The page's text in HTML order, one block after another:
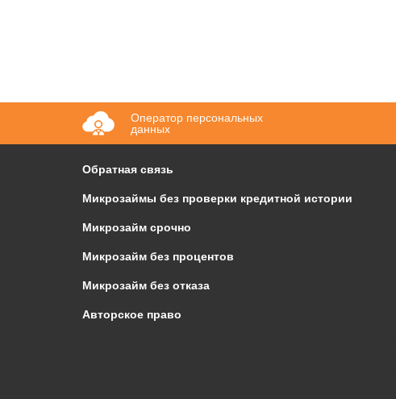
Оператор персональных
данных
Обратная связь
Микрозаймы без проверки кредитной истории
Микрозайм срочно
Микрозайм без процентов
Микрозайм без отказа
Авторское право